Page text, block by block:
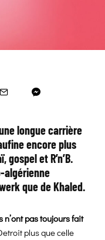
longue carrière
encore plus
et R’n’B.
algérienne
que de Khaled.
pas toujours fait
plus que celle